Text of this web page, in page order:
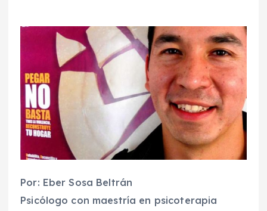
Por: Eber Sosa Beltrán
Psicólogo con maestría en psicoterapia